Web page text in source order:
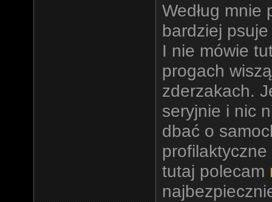
Według
bardziej
I nie mówie
progach
zderzakach.
seryjnie i nic
dbać o
tutaj polecam